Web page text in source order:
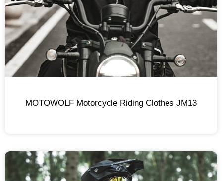
MOTOWOLF Motorcycle Riding Clothes JM13